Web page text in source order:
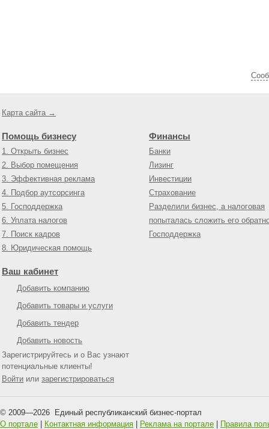
Карта сайта →
Помощь бизнесу
1. Открыть бизнес
2. Выбор помещения
3. Эффективная реклама
4. Подбор аутсорсинга
5. Господдержка
6. Уплата налогов
7. Поиск кадров
8. Юридическая помощь
Финансы
Банки
Лизинг
Инвестиции
Страхование
Разделили бизнес, а налоговая
попыталась сложить его
Господдержка
Ваш кабинет
Добавить компанию
Добавить товары и услуги
Добавить тендер
Добавить новость
Зарегистрируйтесь и о Вас узнают
потенциальные клиенты!
Войти или зарегистрироваться
© 2009—2026 Единый республиканский бизнес-портал
О портале
Контактная информация Реклама на портале Правила